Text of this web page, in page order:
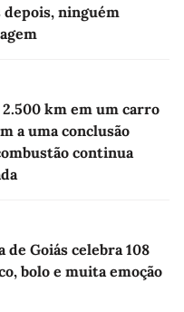
depois, ninguém
km em um carro
a uma conclusão
continua
Goiás celebra 108
bolo e muita emoção